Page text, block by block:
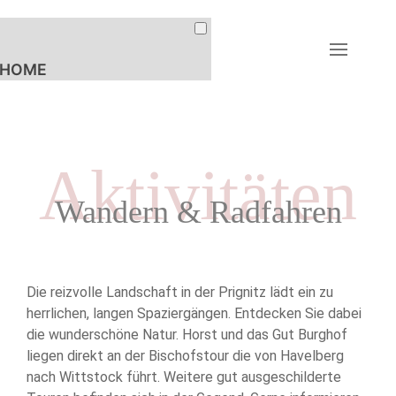
HOME
PREISE & BUCHUNG
AKTIVITÄTEN
PFERDESPORT
EVENTS
WANDERN &
RADFAHREN
Aktivitäten
Wandern & Radfahren
Die reizvolle Landschaft in der Prignitz lädt ein zu
herrlichen, langen Spaziergängen. Entdecken Sie dabei
die wunderschöne Natur. Horst und das Gut Burghof
liegen direkt an der Bischofstour die von Havelberg
nach Wittstock führt. Weitere gut ausgeschilderte